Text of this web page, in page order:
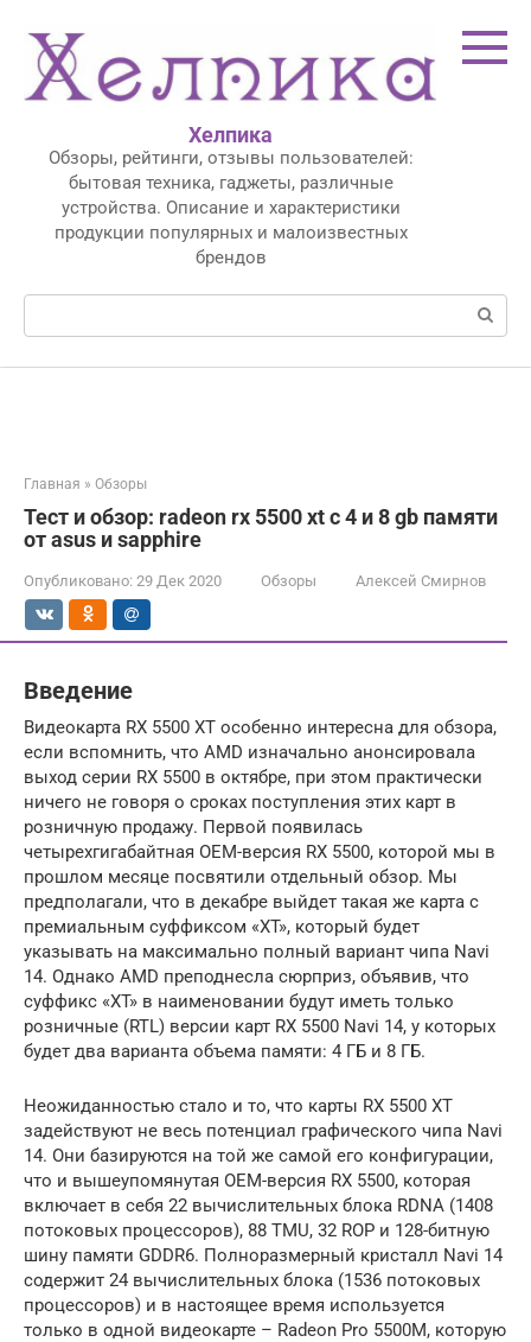
контенту
Хелпика
Обзоры, рейтинги, отзывы пользователей:
бытовая техника, гаджеты, различные
устройства. Описание и характеристики
продукции популярных и малоизвестных
брендов
Поиск:
Главная » Обзоры
Тест и обзор: radeon rx 5500 xt с 4 и 8 gb памяти
от asus и sapphire
Опубликовано: 29 Дек 2020 Обзоры Алексей Смирнов
Введение
Видеокарта RX 5500 XT особенно интересна для обзора,
если вспомнить, что AMD изначально анонсировала
выход серии RX 5500 в октябре, при этом практически
ничего не говоря о сроках поступления этих карт в
розничную продажу. Первой появилась
четырехгигабайтная OEM-версия RX 5500, которой мы в
прошлом месяце посвятили отдельный обзор. Мы
предполагали, что в декабре выйдет такая же карта с
премиальным суффиксом «XT», который будет
указывать на максимально полный вариант чипа Navi
14. Однако AMD преподнесла сюрприз, объявив, что
суффикс «XT» в наименовании будут иметь только
розничные (RTL) версии карт RX 5500 Navi 14, у которых
будет два варианта объема памяти: 4 ГБ и 8 ГБ.
Неожиданностью стало и то, что карты RX 5500 XT
задействуют не весь потенциал графического чипа Navi
14. Они базируются на той же самой его конфигурации,
что и вышеупомянутая OEM-версия RX 5500, которая
включает в себя 22 вычислительных блока RDNA (1408
потоковых процессоров), 88 TMU, 32 ROP и 128-битную
шину памяти GDDR6. Полноразмерный кристалл Navi 14
содержит 24 вычислительных блока (1536 потоковых
процессоров) и в настоящее время используется
только в одной видеокарте – Radeon Pro 5500M, которую